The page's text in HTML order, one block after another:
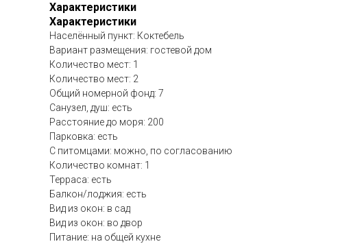
Характеристики
Характеристики
Населённый пункт: Коктебель
Вариант размещения: гостевой дом
Количество мест: 1
Количество мест: 2
Общий номерной фонд: 7
Санузел, душ: есть
Расстояние до моря: 200
Парковка: есть
С питомцами: можно, по согласованию
Количество комнат: 1
Терраса: есть
Балкон/лоджия: есть
Вид из окон: в сад
Вид из окон: во двор
Питание: на общей кухне